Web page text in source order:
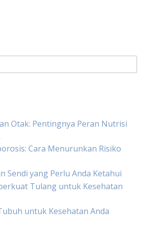
Otak: Pentingnya Peran Nutrisi
Cara Menurunkan Risiko
Sendi yang Perlu Anda Ketahui
Tulang untuk Kesehatan
untuk Kesehatan Anda